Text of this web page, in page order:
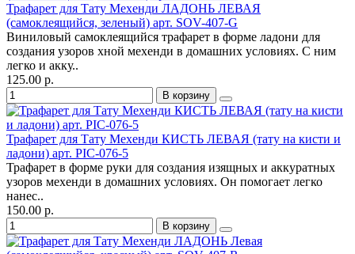
Трафарет для Тату Мехенди ЛАДОНЬ ЛЕВАЯ
(самоклеящийся, зеленый) арт. SOV-407-G
Виниловый самоклеящийся трафарет в форме ладони для
создания узоров хной мехенди в домашних условиях. С ним
легко и акку..
125.00 р.
В корзину
Трафарет для Тату Мехенди КИСТЬ ЛЕВАЯ (тату на кисти и
ладони) арт. PIC-076-5
Трафарет в форме руки для создания изящных и аккуратных
узоров мехенди в домашних условиях. Он помогает легко
нанес..
150.00 р.
В корзину